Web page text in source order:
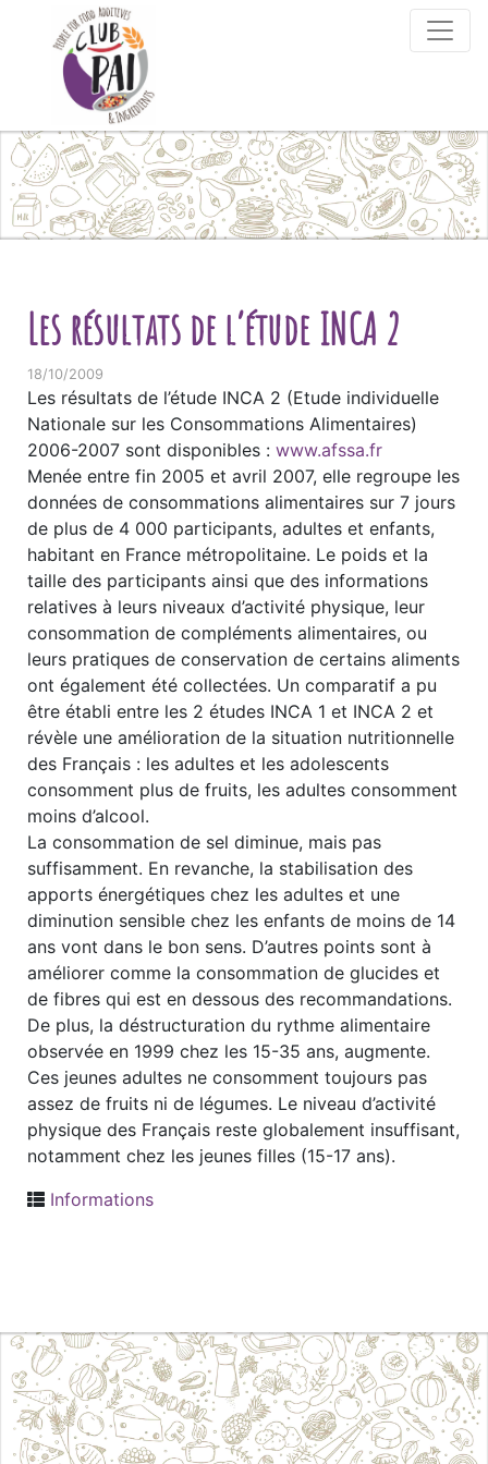
Skip to content
Les résultats de l’étude INCA 2
18/10/2009
Les résultats de l’étude INCA 2 (Etude individuelle
Nationale sur les Consommations Alimentaires)
2006-2007 sont disponibles : www.afssa.fr
Menée entre fin 2005 et avril 2007, elle regroupe les
données de consommations alimentaires sur 7 jours
de plus de 4 000 participants, adultes et enfants,
habitant en France métropolitaine. Le poids et la
taille des participants ainsi que des informations
relatives à leurs niveaux d’activité physique, leur
consommation de compléments alimentaires, ou
leurs pratiques de conservation de certains aliments
ont également été collectées. Un comparatif a pu
être établi entre les 2 études INCA 1 et INCA 2 et
révèle une amélioration de la situation nutritionnelle
des Français : les adultes et les adolescents
consomment plus de fruits, les adultes consomment
moins d’alcool.
La consommation de sel diminue, mais pas
suffisamment. En revanche, la stabilisation des
apports énergétiques chez les adultes et une
diminution sensible chez les enfants de moins de 14
ans vont dans le bon sens. D’autres points sont à
améliorer comme la consommation de glucides et
de fibres qui est en dessous des recommandations.
De plus, la déstructuration du rythme alimentaire
observée en 1999 chez les 15-35 ans, augmente.
Ces jeunes adultes ne consomment toujours pas
assez de fruits ni de légumes. Le niveau d’activité
physique des Français reste globalement insuffisant,
notamment chez les jeunes filles (15-17 ans).
Informations